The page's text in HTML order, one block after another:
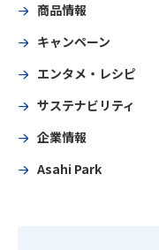
商品情報
キャンペーン
エンタメ・レシピ
サステナビリティ
企業情報
Asahi Park